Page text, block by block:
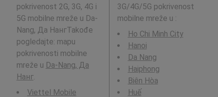
pokrivenost 2G, 3G, 4G i
5G mobilne mreže u Da-
Nang, Да НангTakođe
pogledajte: mapu
pokrivenosti mobilne
mreže u Da-Nang, Да
Нанг.
Viettel Mobile
3G/4G/5G pokrivenost
mobilne mreže u :
Ho Chi Minh City
Hanoi
Da Nang
Haiphong
Biên Hòa
Huế